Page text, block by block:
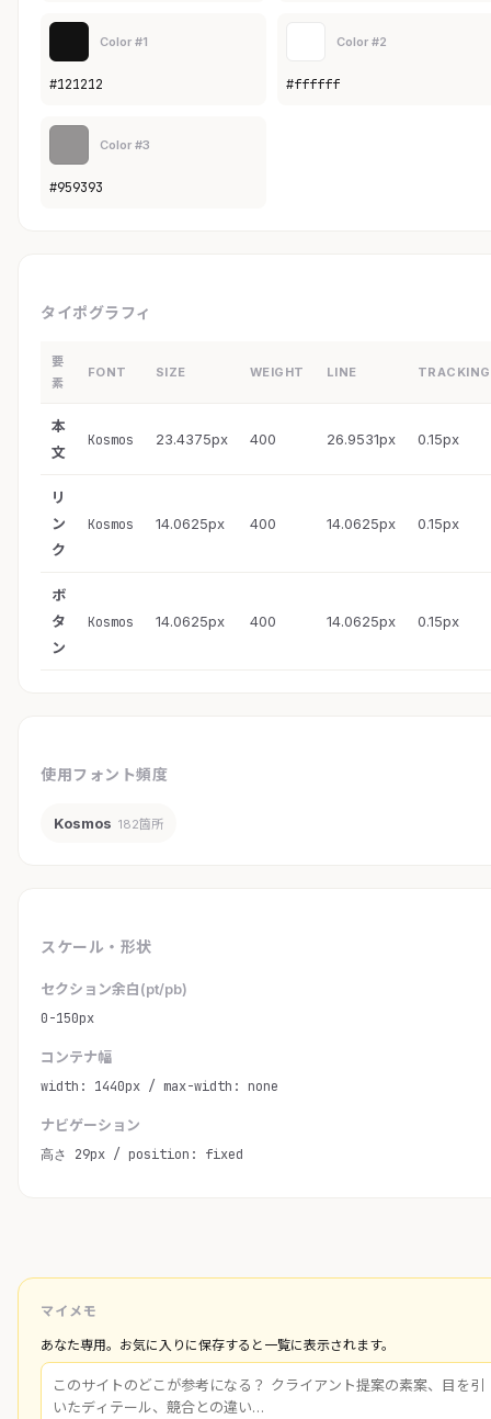
Color #1
#121212
Color #2
#ffffff
Color #3
#959393
タイポグラフィ
要
素
FONT SIZE WEIGHT LINE TRACKING
本
文
Kosmos 23.4375px 400 26.9531px 0.15px
リ
ン
ク
Kosmos 14.0625px 400 14.0625px 0.15px
ボ
タ
ン
Kosmos 14.0625px 400 14.0625px 0.15px
使用フォント頻度
Kosmos 182箇所
スケール・形状
セクション余白(pt/pb)
0-150px
コンテナ幅
width: 1440px / max-width: none
ナビゲーション
高さ 29px / position: fixed
マイメモ
あなた専用。お気に入りに保存すると一覧に表示されます。